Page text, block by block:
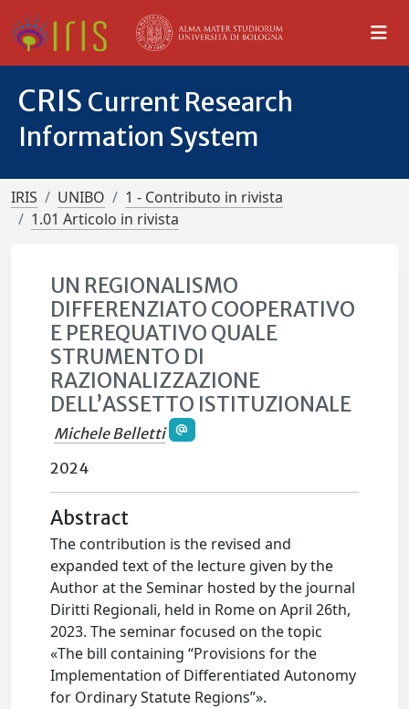
CRIS Current Research
Information System
IRIS UNIBO
1 - Contributo in rivista
1.01 Articolo in rivista
UN REGIONALISMO
DIFFERENZIATO COOPERATIVO
E PEREQUATIVO QUALE
STRUMENTO DI
RAZIONALIZZAZIONE
DELL’ASSETTO ISTITUZIONALE
Michele Belletti
2024
Abstract
The contribution is the revised and
expanded text of the lecture given by the
Author at the Seminar hosted by the journal
Diritti Regionali, held in Rome on April 26th,
2023. The seminar focused on the topic
«The bill containing “Provisions for the
Implementation of Differentiated Autonomy
for Ordinary Statute Regions”».